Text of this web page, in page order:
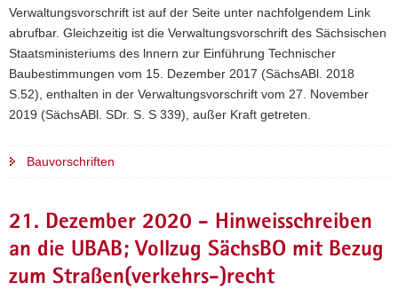
Verwaltungsvorschrift ist auf der Seite unter nachfolgendem Link
abrufbar. Gleichzeitig ist die Verwaltungsvorschrift des Sächsischen
Staatsministeriums des lnnern zur Einführung Technischer
Baubestimmungen vom 15. Dezember 2017 (SächsABl. 2018
S.52), enthalten in der Verwaltungsvorschrift vom 27. November
2019 (SächsABl. SDr. S. S 339), außer Kraft getreten.
Bauvorschriften
21. Dezember 2020 - Hinweisschreiben
an die UBAB; Vollzug SächsBO mit Bezug
zum Straßen(verkehrs-)recht